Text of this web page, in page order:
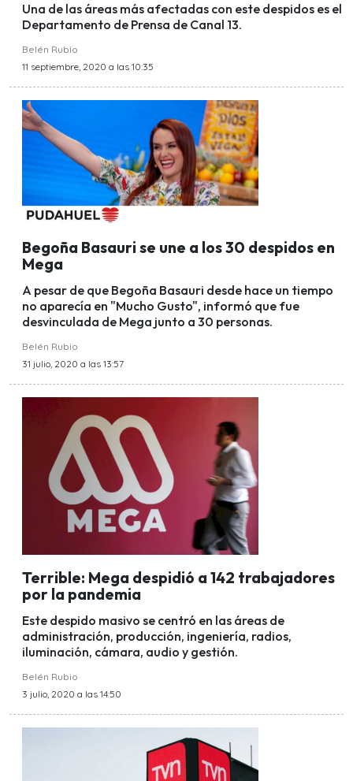
Una de las áreas más afectadas con este despidos es el
Departamento de Prensa de Canal 13.
Belén Rubio
11 septiembre, 2020 a las 10:35
Begoña Basauri se une a los 30 despidos en
Mega
A pesar de que Begoña Basauri desde hace un tiempo
no aparecía en "Mucho Gusto", informó que fue
desvinculada de Mega junto a 30 personas.
Belén Rubio
31 julio, 2020 a las 13:57
Terrible: Mega despidió a 142 trabajadores
por la pandemia
Este despido masivo se centró en las áreas de
administración, producción, ingeniería, radios,
iluminación, cámara, audio y gestión.
Belén Rubio
3 julio, 2020 a las 14:50